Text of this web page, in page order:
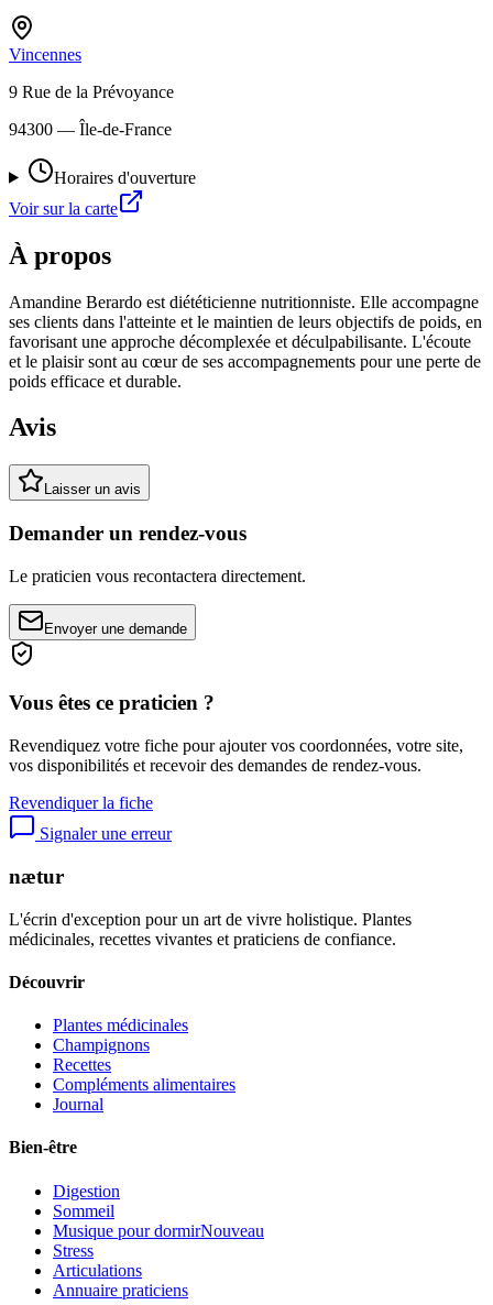
Vincennes
9 Rue de la Prévoyance
94300 — Île-de-France
Horaires d'ouverture
Voir sur la carte
À propos
Amandine Berardo est diététicienne nutritionniste. Elle accompagne
ses clients dans l'atteinte et le maintien de leurs objectifs de poids, en
favorisant une approche décomplexée et déculpabilisante. L'écoute
et le plaisir sont au cœur de ses accompagnements pour une perte de
poids efficace et durable.
Avis
Laisser un avis
Demander un rendez-vous
Le praticien vous recontactera directement.
Envoyer une demande
Vous êtes ce praticien ?
Revendiquez votre fiche pour ajouter vos coordonnées, votre site,
vos disponibilités et recevoir des demandes de rendez-vous.
Revendiquer la fiche
Signaler une erreur
nætur
L'écrin d'exception pour un art de vivre holistique. Plantes
médicinales, recettes vivantes et praticiens de confiance.
Découvrir
Plantes médicinales
Champignons
Recettes
Compléments alimentaires
Journal
Bien-être
Digestion
Sommeil
Musique pour dormirNouveau
Stress
Articulations
Annuaire praticiens